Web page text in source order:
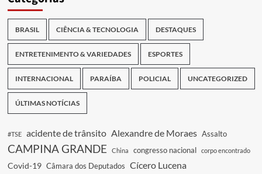
BRASIL CIÊNCIA & TECNOLOGIA DESTAQUES
ENTRETENIMENTO & VARIEDADES ESPORTES
INTERNACIONAL PARAÍBA POLICIAL UNCATEGORIZED
ÚLTIMAS NOTÍCIAS
#TSE acidente de trânsito Alexandre de Moraes Assalto
CAMPINA GRANDE China congresso nacional corpo encontrado
Covid-19 Câmara dos Deputados Cícero Lucena